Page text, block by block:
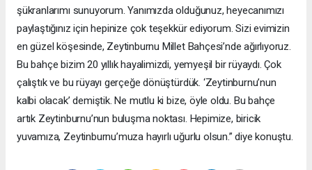
şükranlarımı sunuyorum. Yanımızda olduğunuz, heyecanımızı
paylaştığınız için hepinize çok teşekkür ediyorum. Sizi evimizin
en güzel köşesinde, Zeytinburnu Millet Bahçesi’nde ağırlıyoruz.
Bu bahçe bizim 20 yıllık hayalimizdi, yemyeşil bir rüyaydı. Çok
çalıştık ve bu rüyayı gerçeğe dönüştürdük. ‘Zeytinburnu’nun
kalbi olacak’ demiştik. Ne mutlu ki bize, öyle oldu. Bu bahçe
artık Zeytinburnu’nun buluşma noktası. Hepimize, biricik
yuvamıza, Zeytinburnu’muza hayırlı uğurlu olsun.” diye konuştu.